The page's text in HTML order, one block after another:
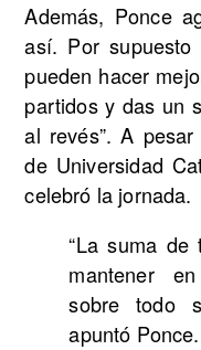
Además, Ponce
así. Por supuesto
pueden hacer
partidos y das un
al revés”. A
de Universidad
celebró la jornada.
“La suma
mantener
sobre todo
apuntó Ponce.